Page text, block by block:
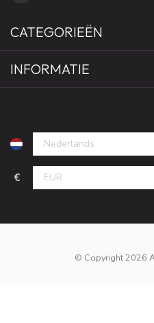
CATEGORIEËN
INFORMATIE
€
© Copyright 2026